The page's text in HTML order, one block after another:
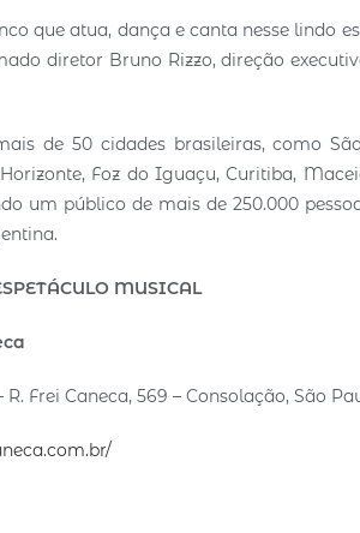
que atua, dança e canta nesse lindo
diretor Bruno Rizzo, direção
de 50 cidades brasileiras, como
Foz do Iguaçu, Curitiba,
um público de mais de 250.000
MUSICAL
Frei Caneca, 569 – Consolação, São